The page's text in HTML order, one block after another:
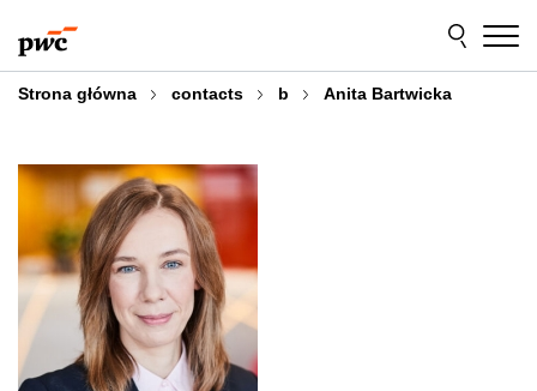
do
treści
do
stopki
Strona główna contacts b Anita Bartwicka